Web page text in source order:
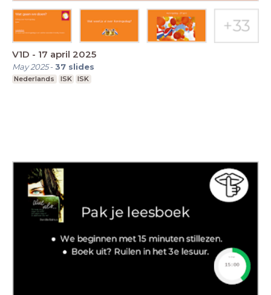
V1D - 17 april 2025
May 2025-37 slides
Nederlands ISK ISK